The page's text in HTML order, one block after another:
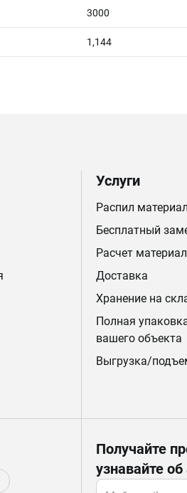
3000
1,144
Услуги
Распил
Бесплатный
Расчет
Доставка
Хранение на
Полная
вашего объекта
Выгрузка/
Получайте
узнавайте